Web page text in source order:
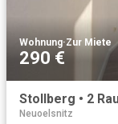
Wohnung·Zur Miete
290 €
Neuoelsnitz